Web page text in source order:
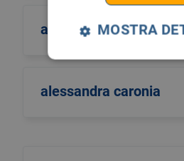
aldo sinigaglia
alessandra caronia
MOSTRA